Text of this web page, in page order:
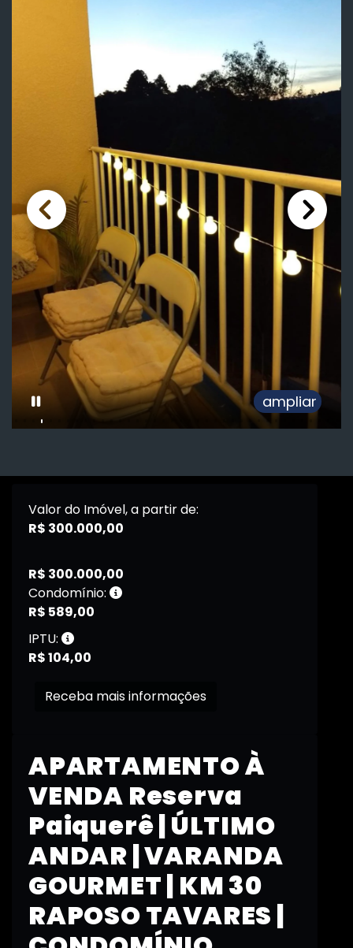
ampliar
APARTAMENTO À
VENDA Reserva
Paiquerê | ÚLTIMO
ANDAR | VARANDA
GOURMET | KM 30
RAPOSO TAVARES |
Valor do Imóvel, a partir de:
R$ 300.000,00
R$ 300.000,00
Condomínio:
R$ 589,00
IPTU:
R$ 104,00
Receba mais informações